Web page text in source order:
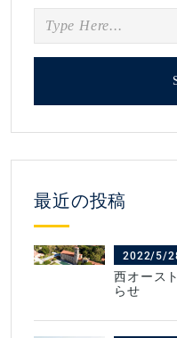
最近の投稿
2022/5/
西オース
らせ